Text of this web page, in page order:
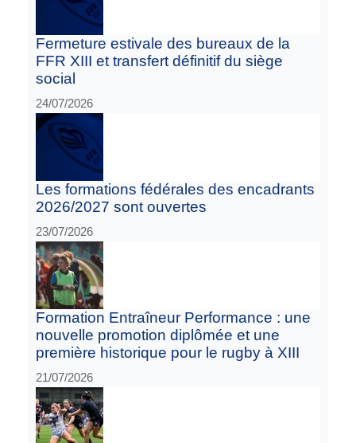
Fermeture estivale des bureaux de la
FFR XIII et transfert définitif du siège
social
24/07/2026
Les formations fédérales des encadrants
2026/2027 sont ouvertes
23/07/2026
Formation Entraîneur Performance : une
nouvelle promotion diplômée et une
première historique pour le rugby à XIII
21/07/2026